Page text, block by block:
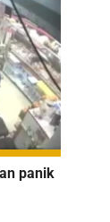
panik